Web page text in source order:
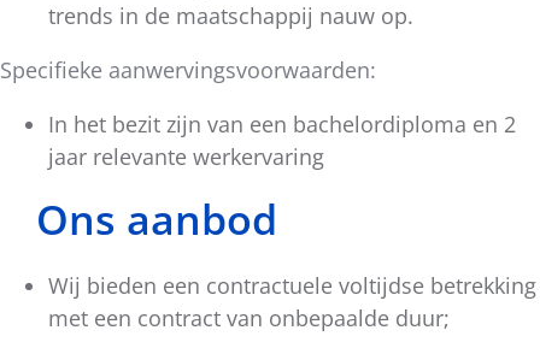
trends in de maatschappij nauw op.
Specifieke aanwervingsvoorwaarden:
In het bezit zijn van een bachelordiploma en 2
jaar relevante werkervaring
Ons aanbod
Wij bieden een contractuele voltijdse betrekking
met een contract van onbepaalde duur;